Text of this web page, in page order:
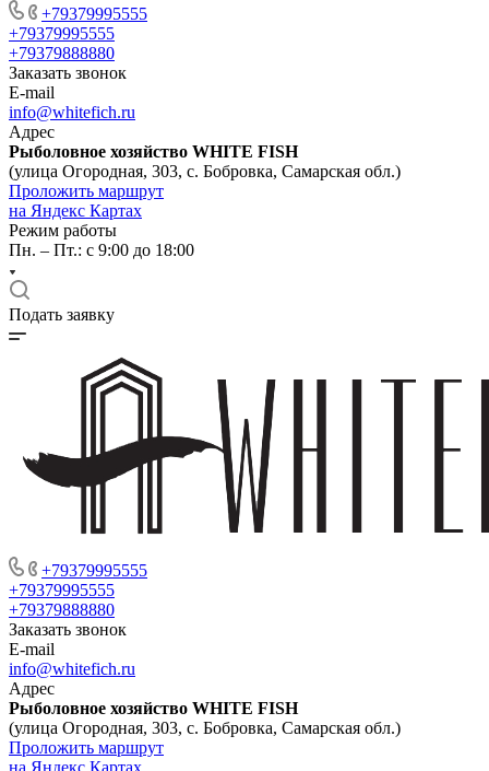
+79379995555
+79379995555
+79379888880
Заказать звонок
E-mail
info@whitefich.ru
Адрес
Рыболовное хозяйство WHITE FISH
(улица Огородная, 303, с. Бобровка, Самарская обл.)
Проложить маршрут
на Яндекс Картах
Режим работы
Пн. – Пт.: с 9:00 до 18:00
Подать заявку
+79379995555
+79379995555
+79379888880
Заказать звонок
E-mail
info@whitefich.ru
Адрес
Рыболовное хозяйство WHITE FISH
(улица Огородная, 303, с. Бобровка, Самарская обл.)
Проложить маршрут
на Яндекс Картах